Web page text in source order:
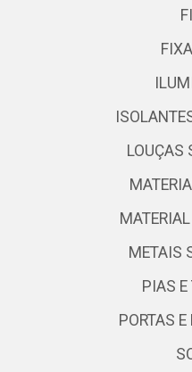
LOUÇAS
METAIS
PIAS E
PORTAS